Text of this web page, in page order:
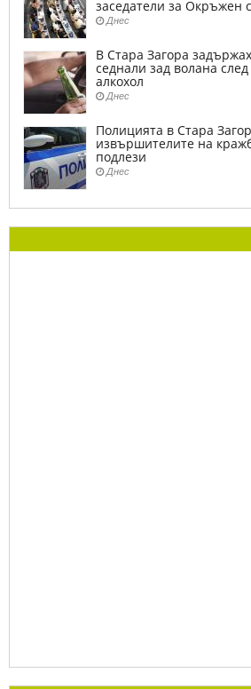
заседатели за Окръжен
Днес
В Стара Загора
седнали зад волана
алкохол
Днес
Полицията в Стара
извършителите на
подлези
Днес